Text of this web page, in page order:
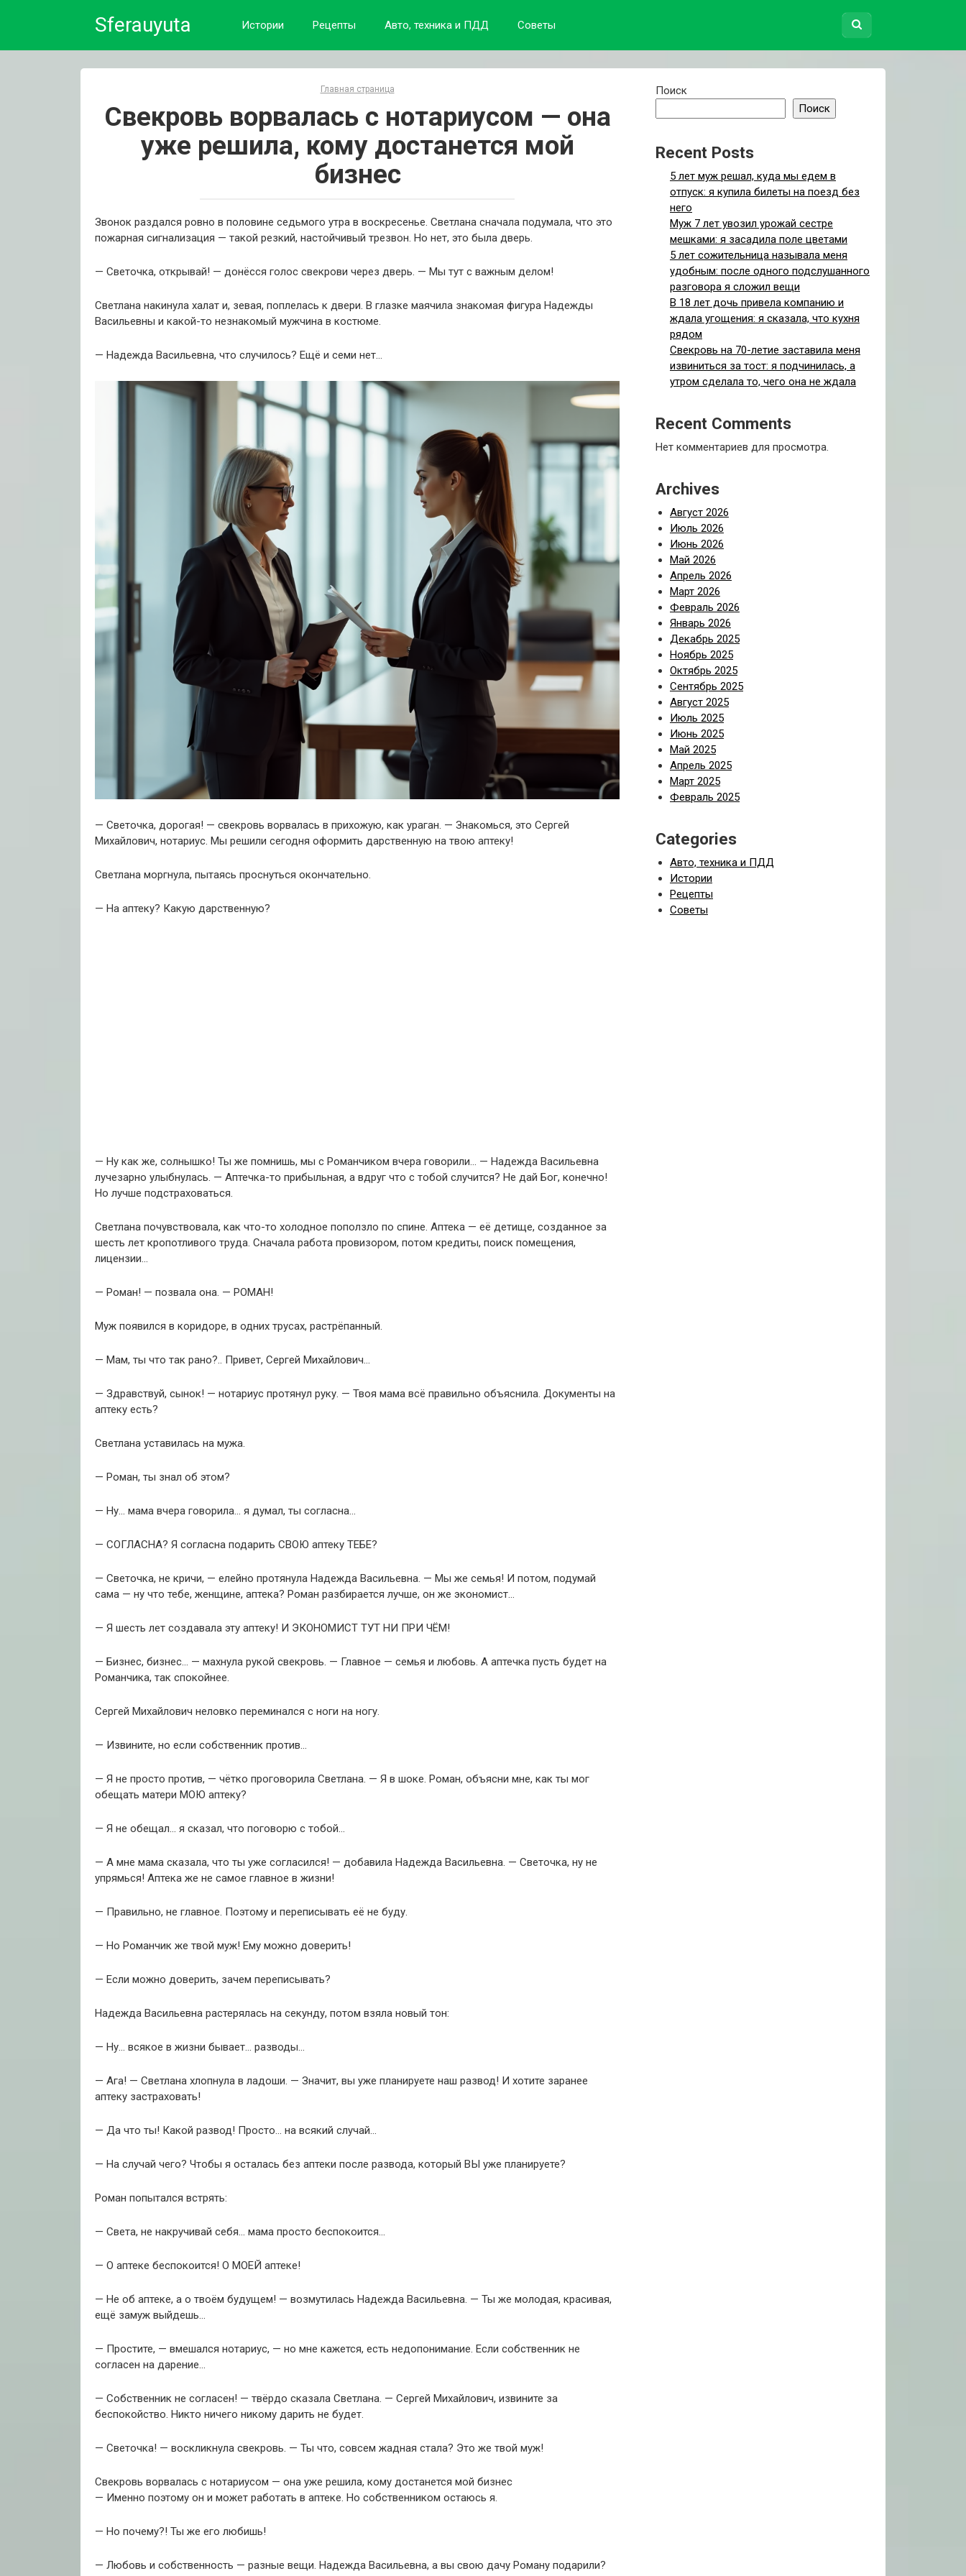
Sferauyuta Истории Рецепты Авто, техника и ПДД Советы
Главная страница
Свекровь ворвалась с нотариусом — она
уже решила, кому достанется мой
бизнес
Звонок раздался ровно в половине седьмого утра в воскресенье. Светлана сначала подумала, что это
пожарная сигнализация — такой резкий, настойчивый трезвон. Но нет, это была дверь.
— Светочка, открывай! — донёсся голос свекрови через дверь. — Мы тут с важным делом!
Светлана накинула халат и, зевая, поплелась к двери. В глазке маячила знакомая фигура Надежды
Васильевны и какой-то незнакомый мужчина в костюме.
— Надежда Васильевна, что случилось? Ещё и семи нет…
— Светочка, дорогая! — свекровь ворвалась в прихожую, как ураган. — Знакомься, это Сергей
Михайлович, нотариус. Мы решили сегодня оформить дарственную на твою аптеку!
Светлана моргнула, пытаясь проснуться окончательно.
— На аптеку? Какую дарственную?
— Ну как же, солнышко! Ты же помнишь, мы с Романчиком вчера говорили… — Надежда Васильевна
лучезарно улыбнулась. — Аптечка-то прибыльная, а вдруг что с тобой случится? Не дай Бог, конечно!
Но лучше подстраховаться.
Светлана почувствовала, как что-то холодное поползло по спине. Аптека — её детище, созданное за
шесть лет кропотливого труда. Сначала работа провизором, потом кредиты, поиск помещения,
лицензии…
— Роман! — позвала она. — РОМАН!
Муж появился в коридоре, в одних трусах, растрёпанный.
— Мам, ты что так рано?.. Привет, Сергей Михайлович…
— Здравствуй, сынок! — нотариус протянул руку. — Твоя мама всё правильно объяснила. Документы на
аптеку есть?
Светлана уставилась на мужа.
— Роман, ты знал об этом?
— Ну… мама вчера говорила… я думал, ты согласна…
— СОГЛАСНА? Я согласна подарить СВОЮ аптеку ТЕБЕ?
— Светочка, не кричи, — елейно протянула Надежда Васильевна. — Мы же семья! И потом, подумай
сама — ну что тебе, женщине, аптека? Роман разбирается лучше, он же экономист…
— Я шесть лет создавала эту аптеку! И ЭКОНОМИСТ ТУТ НИ ПРИ ЧЁМ!
— Бизнес, бизнес… — махнула рукой свекровь. — Главное — семья и любовь. А аптечка пусть будет на
Романчика, так спокойнее.
Сергей Михайлович неловко переминался с ноги на ногу.
— Извините, но если собственник против…
— Я не просто против, — чётко проговорила Светлана. — Я в шоке. Роман, объясни мне, как ты мог
обещать матери МОЮ аптеку?
— Я не обещал… я сказал, что поговорю с тобой…
— А мне мама сказала, что ты уже согласился! — добавила Надежда Васильевна. — Светочка, ну не
упрямься! Аптека же не самое главное в жизни!
— Правильно, не главное. Поэтому и переписывать её не буду.
— Но Романчик же твой муж! Ему можно доверить!
— Если можно доверить, зачем переписывать?
Надежда Васильевна растерялась на секунду, потом взяла новый тон:
— Ну… всякое в жизни бывает… разводы…
— Ага! — Светлана хлопнула в ладоши. — Значит, вы уже планируете наш развод! И хотите заранее
аптеку застраховать!
— Да что ты! Какой развод! Просто… на всякий случай…
— На случай чего? Чтобы я осталась без аптеки после развода, который ВЫ уже планируете?
Роман попытался встрять:
— Света, не накручивай себя… мама просто беспокоится…
— О аптеке беспокоится! О МОЕЙ аптеке!
— Не об аптеке, а о твоём будущем! — возмутилась Надежда Васильевна. — Ты же молодая, красивая,
ещё замуж выйдешь…
— Простите, — вмешался нотариус, — но мне кажется, есть недопонимание. Если собственник не
согласен на дарение…
— Собственник не согласен! — твёрдо сказала Светлана. — Сергей Михайлович, извините за
беспокойство. Никто ничего никому дарить не будет.
— Светочка! — воскликнула свекровь. — Ты что, совсем жадная стала? Это же твой муж!
Свекровь ворвалась с нотариусом — она уже решила, кому достанется мой бизнес
— Именно поэтому он и может работать в аптеке. Но собственником остаюсь я.
— Но почему?! Ты же его любишь!
— Любовь и собственность — разные вещи. Надежда Васильевна, а вы свою дачу Роману подарили?
Поиск
Поиск
Recent Posts
5 лет муж решал, куда мы едем в
отпуск: я купила билеты на поезд без
него
Муж 7 лет увозил урожай сестре
мешками: я засадила поле цветами
5 лет сожительница называла меня
удобным: после одного подслушанного
разговора я сложил вещи
В 18 лет дочь привела компанию и
ждала угощения: я сказала, что кухня
рядом
Свекровь на 70-летие заставила меня
извиниться за тост: я подчинилась, а
утром сделала то, чего она не ждала
Recent Comments
Нет комментариев для просмотра.
Archives
Август 2026
Июль 2026
Июнь 2026
Май 2026
Апрель 2026
Март 2026
Февраль 2026
Январь 2026
Декабрь 2025
Ноябрь 2025
Октябрь 2025
Сентябрь 2025
Август 2025
Июль 2025
Июнь 2025
Май 2025
Апрель 2025
Март 2025
Февраль 2025
Categories
Авто, техника и ПДД
Истории
Рецепты
Советы